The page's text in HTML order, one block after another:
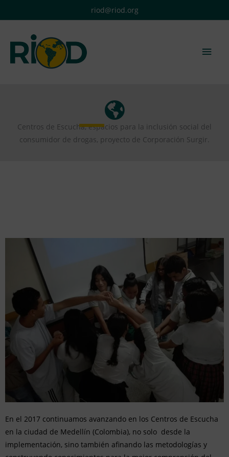
al
riod@riod.org
Centros de Escucha, espacios para la inclusión social del
consumidor de drogas, proyecto de Corporación Surgir.
En el 2017 continuamos avanzando en los Centros de Escucha
en la ciudad de Medellín (Colombia), no solo desde la
implementación, sino también afinando las metodologías y